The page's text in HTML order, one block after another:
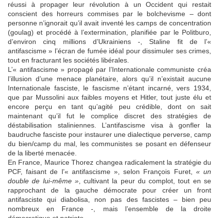
réussi à propager leur révolution à un Occident qui restait
conscient des horreurs commises par le bolchevisme – dont
personne n’ignorait qu’il avait inventé les camps de concentration
(goulag) et procédé à l’extermination, planifiée par le Politburo,
d’environ cinq millions d’Ukrainiens -, Staline fit de l’«
antifascisme » l’écran de fumée idéal pour dissimuler ses crimes,
tout en fracturant les sociétés libérales.
L’« antifascisme » propagé par l’Internationale communiste créa
l’illusion d’une menace planétaire, alors qu’il n’existait aucune
Internationale fasciste, le fascisme n’étant incarné, vers 1934,
que par Mussolini aux faibles moyens et Hitler, tout juste élu et
encore perçu en tant qu’agité peu crédible, dont on sait
maintenant qu’il fut le complice discret des stratégies de
déstabilisation staliniennes. L’antifascisme visa à gonfler la
baudruche fasciste pour instaurer une dialectique perverse, camp
du bien/camp du mal, les communistes se posant en défenseur
de la liberté menacée.
En France, Maurice Thorez changea radicalement la stratégie du
PCF, faisant de l’« antifascisme », selon François Furet, « un
double de lui-même », cultivant la peur du complot, tout en se
rapprochant de la gauche démocrate pour créer un front
antifasciste qui diabolisa, non pas des fascistes – bien peu
nombreux en France -, mais l’ensemble de la droite